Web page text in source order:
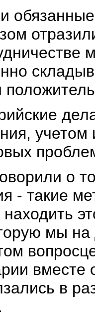
учетом
о
- такие
мы
в